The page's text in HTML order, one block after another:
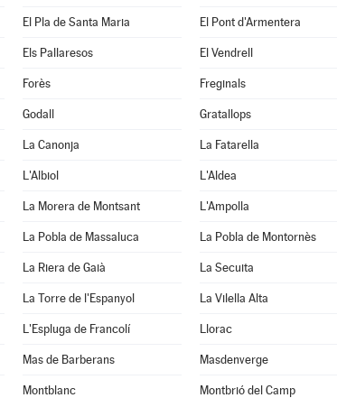
El Pla de Santa Maria El Pont d'Armentera
Els Pallaresos El Vendrell
Forès Freginals
Godall Gratallops
La Canonja La Fatarella
L'Albiol L'Aldea
La Morera de Montsant L'Ampolla
La Pobla de Massaluca La Pobla de Montornès
La Riera de Gaià La Secuita
La Torre de l'Espanyol La Vilella Alta
L'Espluga de Francolí Llorac
Mas de Barberans Masdenverge
Montblanc Montbrió del Camp